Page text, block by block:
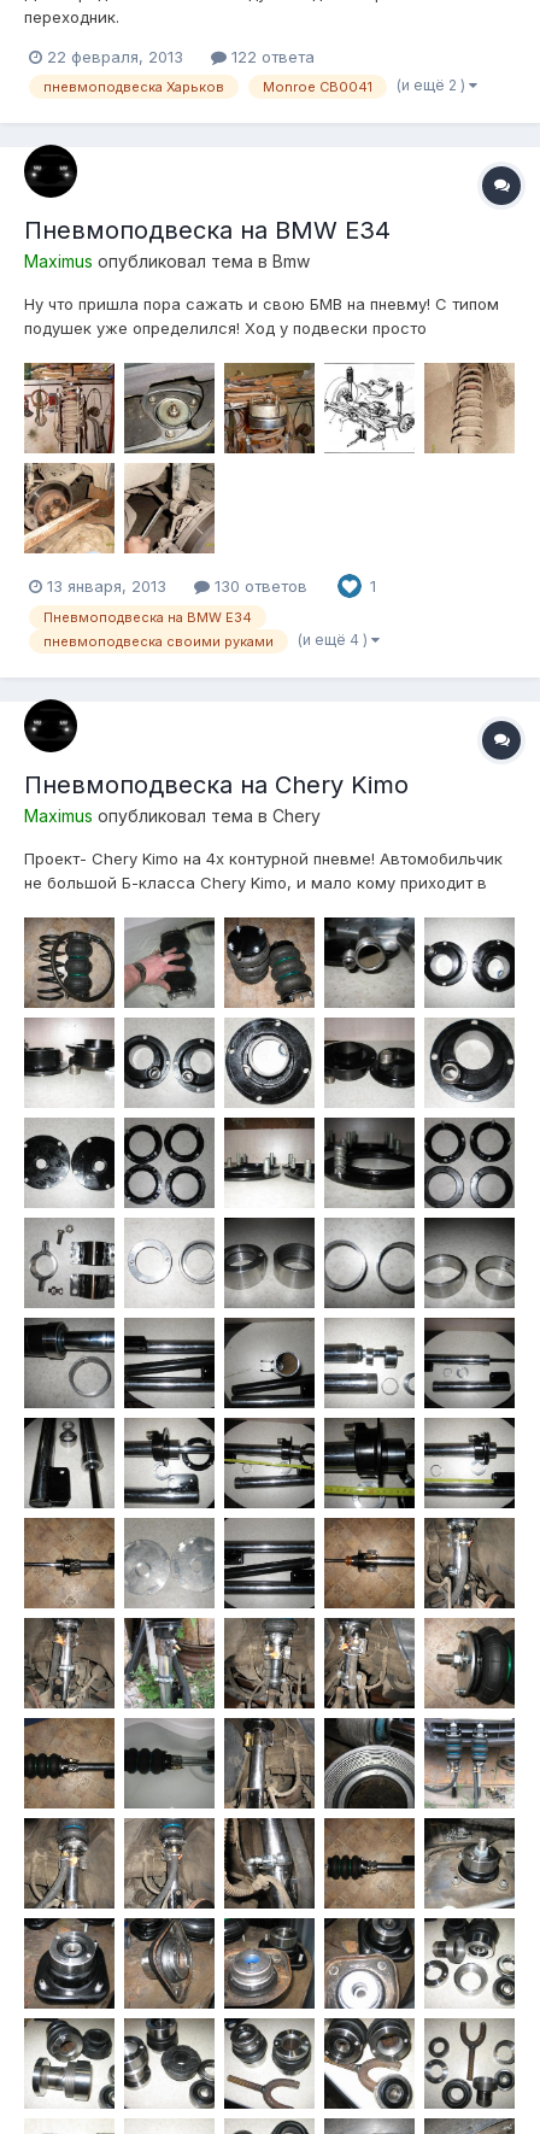
переходник.
22 февраля, 2013 122 ответа
пневмоподвеска Харьков Monroe CB0041 (и ещё 2 )
Пневмоподвеска на BMW E34
Maximus опубликовал тема в Bmw
Ну что пришла пора сажать и свою БМВ на пневму! С типом
подушек уже определился! Ход у подвески просто
телескопический 3 т, 194-372 мм, вывесить колесо не
может! Приходится за 2-а раза поднимать! Так это только
ход вверх получается около...
13 января, 2013 130 ответов 1
Пневмоподвеска на BMW E34
пневмоподвеска своими руками
(и ещё 4 )
Пневмоподвеска на Chery Kimo
Maximus опубликовал тема в Chery
Проект- Chery Kimo на 4х контурной пневме! Автомобильчик
не большой Б-класса Chery Kimo, и мало кому приходит в
ассоциируется с внедорожниками и коммерческим
транспортом,- но мы не многие... Размеры и масса
автомобиля:Длина х ширина х высот...